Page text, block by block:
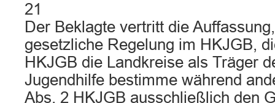
21
Der Beklagte vertritt die
gesetzliche Regelung im HKJGB,
HKJGB die Landkreise als Träger
Jugendhilfe bestimme während
Abs. 2 HKJGB ausschließlich den